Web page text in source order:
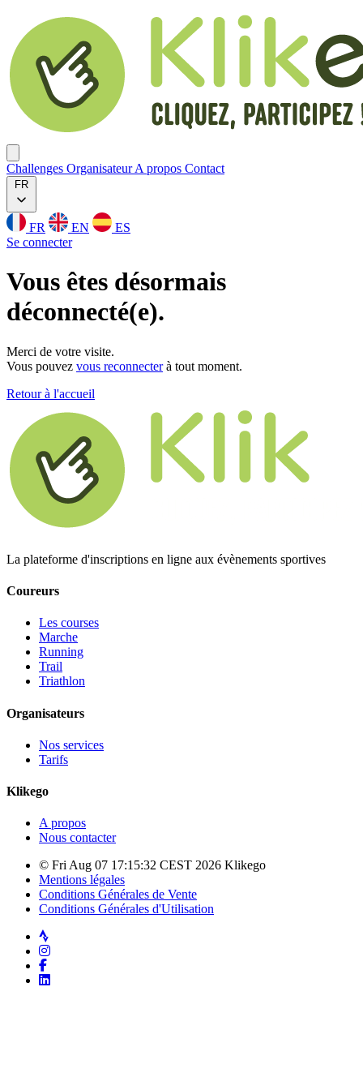
Challenges OrganisateurA propos Contact
FR
FR EN
ES
Se connecter
Vous êtes désormais
déconnecté(e).
Merci de votre visite.
Vous pouvez vous reconnecterà tout moment.
Retour à l'accueil
La plateforme d'inscriptions en ligne aux évènements sportives
Coureurs
Les courses
Marche
Running
Trail
Triathlon
Organisateurs
Nos services
Tarifs
Klikego
A propos
Nous contacter
© Fri Aug 07 17:15:32 CEST 2026 Klikego
Mentions légales
Conditions Générales de Vente
Conditions Générales d'Utilisation
Strava
Instagram
Facebook